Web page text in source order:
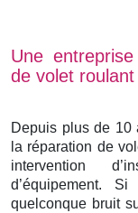
Une
de volet roulant
Depuis plus de 10
la réparation de
intervention
d’équipement.
quelconque bruit